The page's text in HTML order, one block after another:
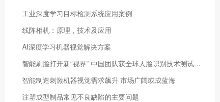
工业深度学习目标检测系统应用案例
线阵相机：原理，技术及应用
AI深度学习机器视觉解决方案
智能刷脸打开新“视界” 中国团队获全球人脸识别技术测试佼佼者
智能制造刺激机器视觉需求飙升 市场广阔或成蓝海
注塑成型制品常见不良缺陷的主要问题